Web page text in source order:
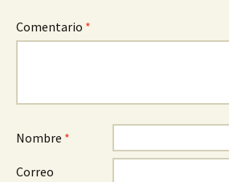
Comentario *
Nombre *
Correo